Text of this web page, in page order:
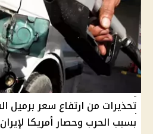
بسبب الحرب وحصار أمريكا لإيران